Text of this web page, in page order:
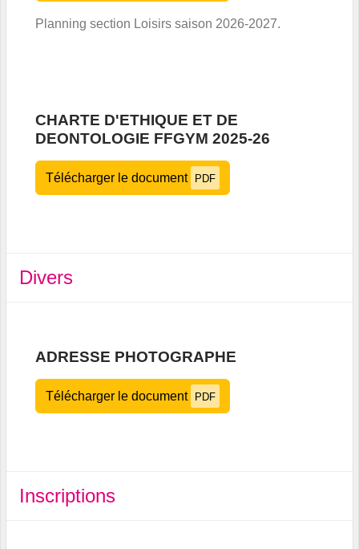
Planning section Loisirs saison 2026-2027.
CHARTE D'ETHIQUE ET DE
DEONTOLOGIE FFGYM 2025-26
Télécharger le document PDF
Divers
ADRESSE PHOTOGRAPHE
Télécharger le document PDF
Inscriptions